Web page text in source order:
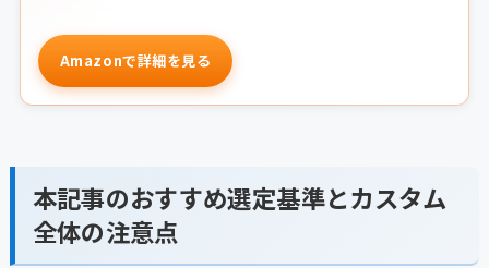
Amazonで詳細を見る
本記事のおすすめ選定基準とカスタム
全体の注意点